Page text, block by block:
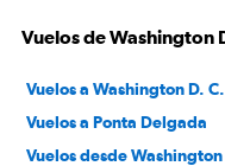
Vuelos de Washington
Vuelos a Washington D. C.
Vuelos a Ponta Delgada
Vuelos desde Washington